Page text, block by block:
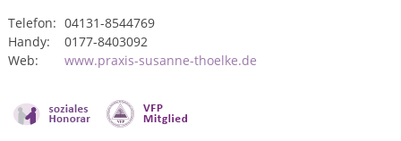
Telefon: 04131-8544769
Handy:
0177-8403092
Web:
www.praxis-susanne-thoelke.de